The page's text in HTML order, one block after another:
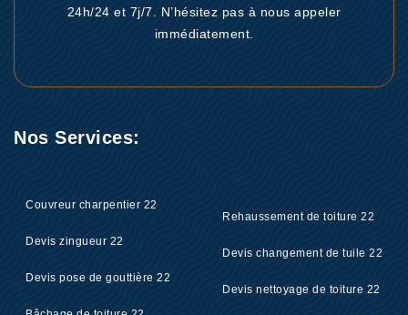
24h/24 et 7j/7. N’hésitez pas à nous appeler
immédiatement.
Nos Services:
Couvreur charpentier 22
Devis zingueur 22
Devis pose de gouttière 22
Rehaussement de toiture 22
Devis changement de tuile 22
Devis nettoyage de toiture 22